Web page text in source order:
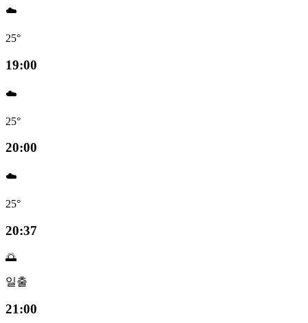
☁️
25°
19:00
☁️
25°
20:00
☁️
25°
20:37
🌅
일출
21:00